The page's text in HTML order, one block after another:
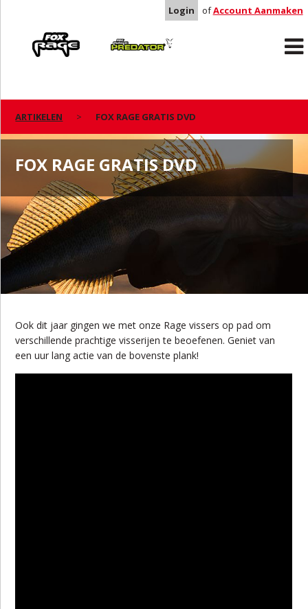
Login ofAccount Aanmaken
Predator
ARTIKELEN FOX RAGE GRATIS DVD
FOX RAGE GRATIS DVD
Ook dit jaar gingen we met onze Rage vissers op pad om
verschillende prachtige visserijen te beoefenen. Geniet van
een uur lang actie van de bovenste plank!